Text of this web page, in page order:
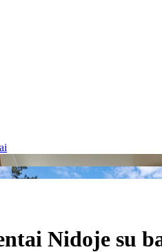
Nidoje su